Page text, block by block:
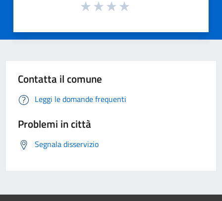
Contatta il comune
Leggi le domande frequenti
Problemi in città
Segnala disservizio